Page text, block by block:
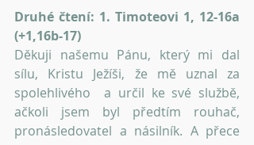
Druhé čtení: 1. Timoteovi 1, 12-16a
(+1,16b-17)
Děkuji našemu Pánu, který mi dal
sílu, Kristu Ježíši, že mě uznal za
spolehlivého  a určil ke své službě,
ačkoli jsem byl předtím rouhač,
pronásledovatel a násilník. A přece